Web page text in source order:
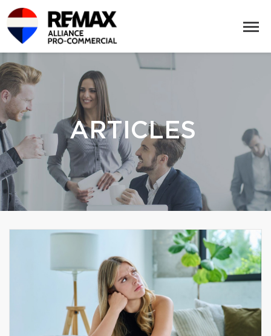
ARTICLES